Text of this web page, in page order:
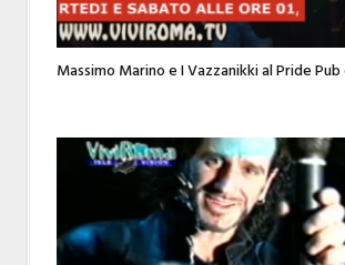
Massimo Marino e I Vazzanikki al Pride Pub